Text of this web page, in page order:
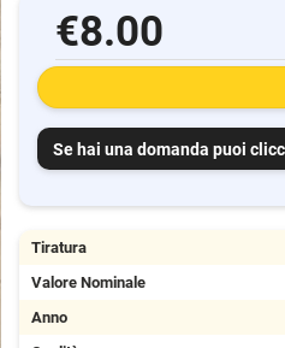
€8.00
Se hai una domanda puoi
Tiratura
Valore Nominale
Anno